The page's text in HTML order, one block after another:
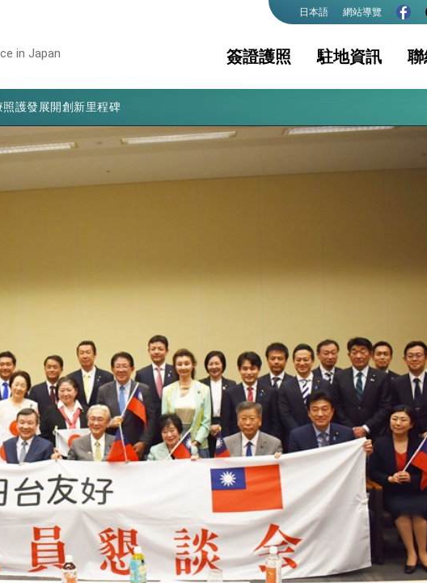
日本語 網站導覽
in Japan 簽證護照
服務項目 領務最新資
駐地資訊
簽證及入境須知 國家相關資
聯
化台美交流合作
與健康產業展」預告短片，向世界展現台灣守護全球健康的創新能量
念相近國家共同維護國際秩序
步
團結合作方能守護繁榮
外交部長林佳龍出席《台灣光華雜誌》50週年慶「見證蛻變，分享世界的光華」開幕式，期許數位轉 型迎向下個50年
略方向 盼與民主夥伴共同引領 下一個世代的繁榮
籲深化台印尼半導體供應鏈合作
深化跨大西洋戰略夥伴關係